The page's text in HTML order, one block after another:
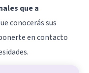
que a
conocerás sus
en contacto